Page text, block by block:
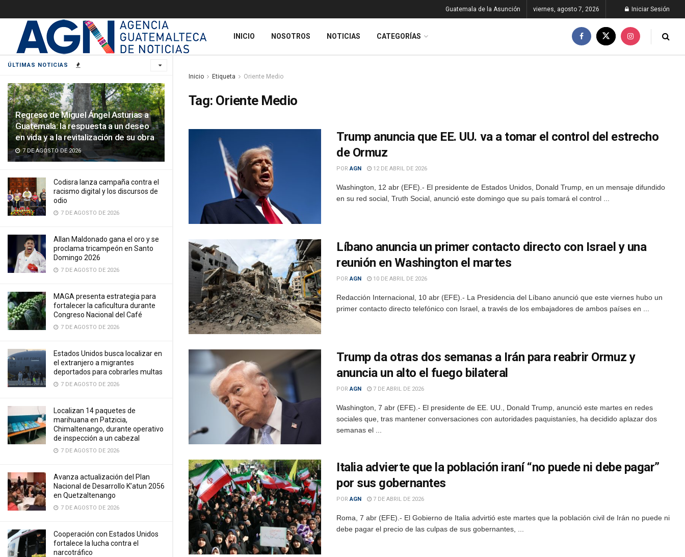
ÚLTIMAS NOTICIAS
Regreso de Miguel Ángel Asturias a
Guatemala: la respuesta a un deseo
en vida y a la revitalización de su obra
7 DE AGOSTO DE 2026
Codisra lanza campaña contra el
racismo digital y los discursos de
odio
7 DE AGOSTO DE 2026
Allan Maldonado gana el oro y se
proclama tricampeón en Santo
Domingo 2026
7 DE AGOSTO DE 2026
MAGA presenta estrategia para
fortalecer la caficultura durante
Congreso Nacional del Café
7 DE AGOSTO DE 2026
Estados Unidos busca localizar en
el extranjero a migrantes
deportados para cobrarles multas
7 DE AGOSTO DE 2026
Localizan 14 paquetes de
marihuana en Patzicia,
Chimaltenango, durante operativo
de inspección a un cabezal
7 DE AGOSTO DE 2026
Avanza actualización del Plan
Nacional de Desarrollo K’atun 2056
en Quetzaltenango
7 DE AGOSTO DE 2026
Cooperación con Estados Unidos
fortalece la lucha contra el
narcotráfico
Guatemala de la Asunción viernes, agosto 7, 2026 Iniciar Sesión
INICIO NOSOTROS NOTICIAS CATEGORÍAS
Inicio Etiqueta Oriente Medio
Tag: Oriente Medio
Trump anuncia que EE. UU. va a tomar el control del estrecho
de Ormuz
POR AGN 12 DE ABRIL DE 2026
Washington, 12 abr (EFE).- El presidente de Estados Unidos, Donald Trump, en un mensaje difundido
en su red social, Truth Social, anunció este domingo que su país tomará el control ...
Líbano anuncia un primer contacto directo con Israel y una
reunión en Washington el martes
POR AGN 10 DE ABRIL DE 2026
Redacción Internacional, 10 abr (EFE).- La Presidencia del Líbano anunció que este viernes hubo un
primer contacto directo telefónico con Israel, a través de los embajadores de ambos países en ...
Trump da otras dos semanas a Irán para reabrir Ormuz y
anuncia un alto el fuego bilateral
POR AGN 7 DE ABRIL DE 2026
Washington, 7 abr (EFE).- El presidente de EE. UU., Donald Trump, anunció este martes en redes
sociales que, tras mantener conversaciones con autoridades paquistaníes, ha decidido aplazar dos
semanas el ...
Italia advierte que la población iraní “no puede ni debe pagar”
por sus gobernantes
POR AGN 7 DE ABRIL DE 2026
Roma, 7 abr (EFE).- El Gobierno de Italia advirtió este martes que la población civil de Irán no puede ni
debe pagar el precio de las culpas de sus gobernantes, ...